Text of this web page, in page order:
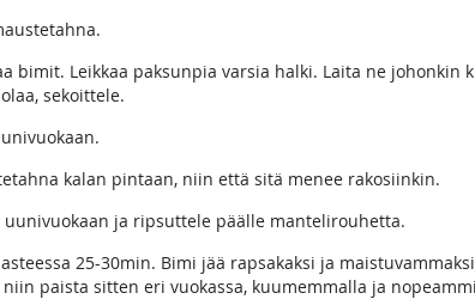
bimit. Leikkaa paksunpia varsia halki. Laita ne johonkin
sekoittele.
kalan pintaan, niin että sitä menee rakosiinkin.
uunivuokaan ja ripsuttele päälle mantelirouhetta.
25-30min. Bimi jää rapsakaksi ja
paista sitten eri vuokassa, kuumemmalla ja